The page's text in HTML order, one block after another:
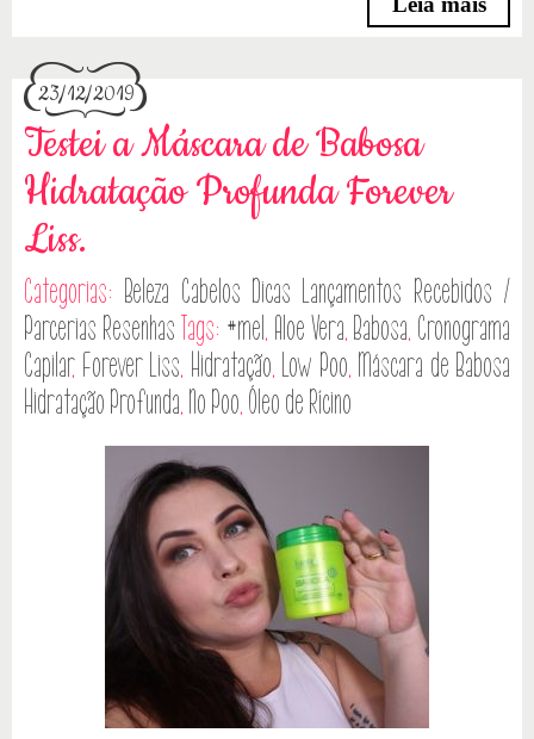
23/12/2019
Testei a Máscara de Babosa
Hidratação Profunda Forever
Liss.
Categorias: Beleza Cabelos Dicas Lançamentos Recebidos /
Parcerias Resenhas Tags: #mel, Aloe Vera, Babosa, Cronograma
Capilar, Forever Liss, Hidratação, Low Poo, Máscara de Babosa
Hidratação Profunda, No Poo, Óleo de Rícino